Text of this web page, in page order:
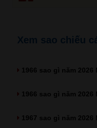
Xem sao chiếu
1966 sao gì năm 2026
1966 sao gì năm 2026
1967 sao gì năm 2026